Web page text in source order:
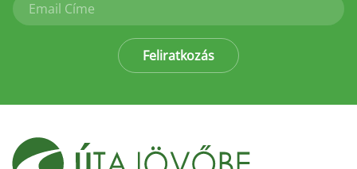
Feliratkozás